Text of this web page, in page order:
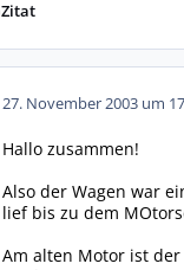
Zitat
27. November 2003 um
Hallo zusammen!
Also der Wagen war
lief bis zu dem
Am alten Motor ist